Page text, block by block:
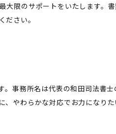
大限のサポートをいたします。
さい。
事務所名は代表の和田司法書
、やわらかな対応でお力になり